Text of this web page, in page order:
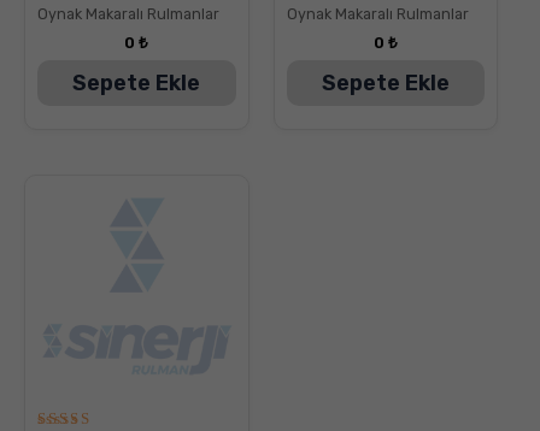
Oynak Makaralı Rulmanlar
0₺
Sepete Ekle
Oynak Makaralı Rulmanlar
0 ₺
Sepete Ekle